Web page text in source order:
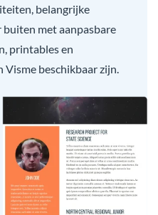
belangrijke
buiten met aanpasbare
printables en
beschikbaar zijn.